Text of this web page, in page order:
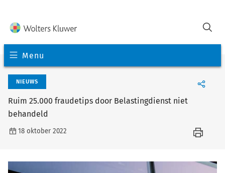
Menu
NIEUWS
Ruim 25.000 fraudetips door Belastingdienst niet
behandeld
18 oktober 2022